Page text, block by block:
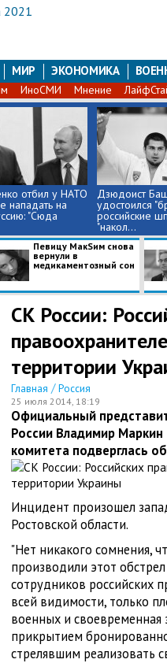
2021
МИР ЭКОНОМИКА
ИноСМИ Мнение
отбил у НАТО
нападать на
"Сюда
Дзюдоист
удостоился
российские
"накол...
Певицу МакSим снова
вернули в
медикаментозный сон
СК России:
территории
Главная / Россия
25 июля 2014, 18:19
Официальный
России Владимир
комитета подверглась
Инцидент произошел
Ростовской области.
"Нет никакого сомнения,
производили этот
сотрудников российских
всей видимости, только
военных и своевременная
прикрытием
стрелявшим реализовать